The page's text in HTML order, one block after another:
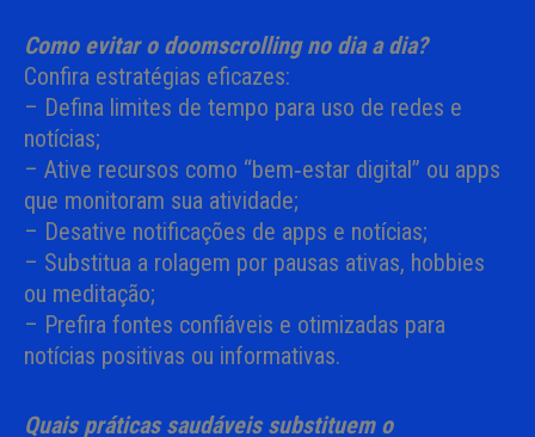
Como evitar o doomscrolling no dia a dia?
Confira estratégias eficazes:
– Defina limites de tempo para uso de redes e
notícias;
– Ative recursos como “bem‑estar digital” ou apps
que monitoram sua atividade;
– Desative notificações de apps e notícias;
– Substitua a rolagem por pausas ativas, hobbies
ou meditação;
– Prefira fontes confiáveis e otimizadas para
notícias positivas ou informativas.
Quais práticas saudáveis substituem o